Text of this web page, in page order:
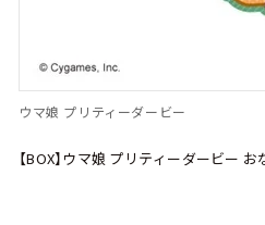
ウマ娘 プリティーダービー
【BOX】ウマ娘 プリティーダービー